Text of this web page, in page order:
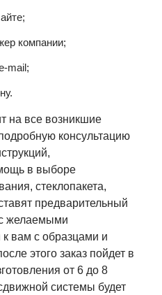
компании;
mail;
на все возникшие
консультацию
в выборе
стеклопакета,
предварительный
с желаемыми
вам с образцами и
этого заказ пойдет в
от 6 до 8
системы будет